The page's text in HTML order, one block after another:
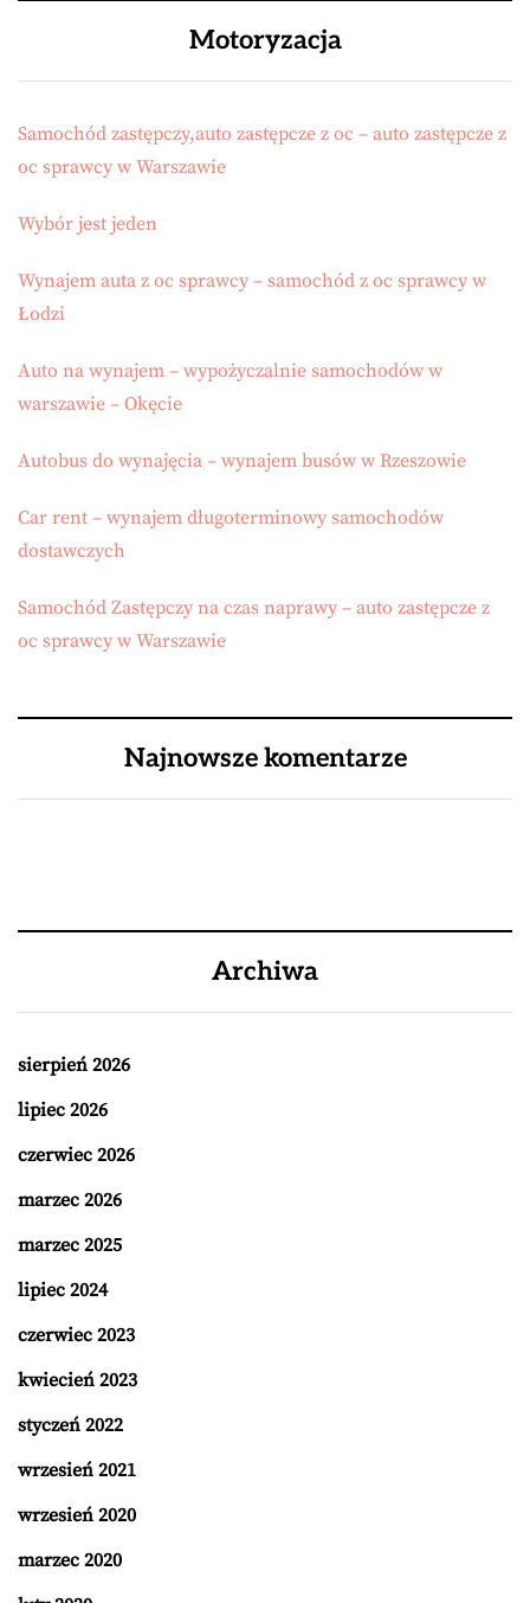
Motoryzacja
Samochód zastępczy,auto zastępcze z oc – auto zastępcze z
oc sprawcy w Warszawie
Wybór jest jeden
Wynajem auta z oc sprawcy – samochód z oc sprawcy w
Łodzi
Auto na wynajem – wypożyczalnie samochodów w
warszawie – Okęcie
Autobus do wynajęcia – wynajem busów w Rzeszowie
Car rent – wynajem długoterminowy samochodów
dostawczych
Samochód Zastępczy na czas naprawy – auto zastępcze z
oc sprawcy w Warszawie
Najnowsze komentarze
Archiwa
sierpień 2026
lipiec 2026
czerwiec 2026
marzec 2026
marzec 2025
lipiec 2024
czerwiec 2023
kwiecień 2023
styczeń 2022
wrzesień 2021
wrzesień 2020
marzec 2020